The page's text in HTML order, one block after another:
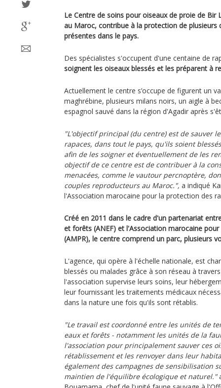
Le Centre de soins pour oiseaux de proie de Bir
au Maroc, contribue à la protection de plusieurs
présentes dans le pays.
Des spécialistes s'occupent d'une centaine de
soignent les oiseaux blessés et les préparent à
Actuellement le centre s’occupe de figurent un
maghrébine, plusieurs milans noirs, un aigle à
espagnol sauvé dans la région d'Agadir après
"L'objectif principal (du centre) est de sauver
rapaces, dans tout le pays, qu'ils soient
afin de les soigner et éventuellement de les
objectif de ce centre est de contribuer à la
menacées, comme le vautour percnoptère,
couples reproducteurs au Maroc.", a indiqué
l'Association marocaine pour la protection des
Créé en 2011 dans le cadre d'un partenariat
et forêts (ANEF) et l'Association marocaine
(AMPR), le centre comprend un parc, plusieurs
L'agence, qui opère à l'échelle nationale, est
blessés ou malades grâce à son réseau à
l'association supervise leurs soins, leur
leur fournissant les traitements médicaux
dans la nature une fois qu'ils sont rétablis.
"Le travail est coordonné entre les unités de
eaux et forêts - notamment les unités de la
l'association pour principalement sauver ces
rétablissement et les renvoyer dans leur
également des campagnes de sensibilisation
maintien de l'équilibre écologique et naturel."